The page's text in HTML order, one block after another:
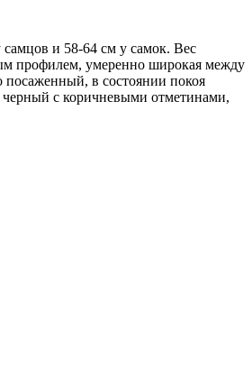
самцов и 58-64 см у самок. Вес
профилем, умеренно широкая между
в состоянии покоя
с коричневыми отметинами,